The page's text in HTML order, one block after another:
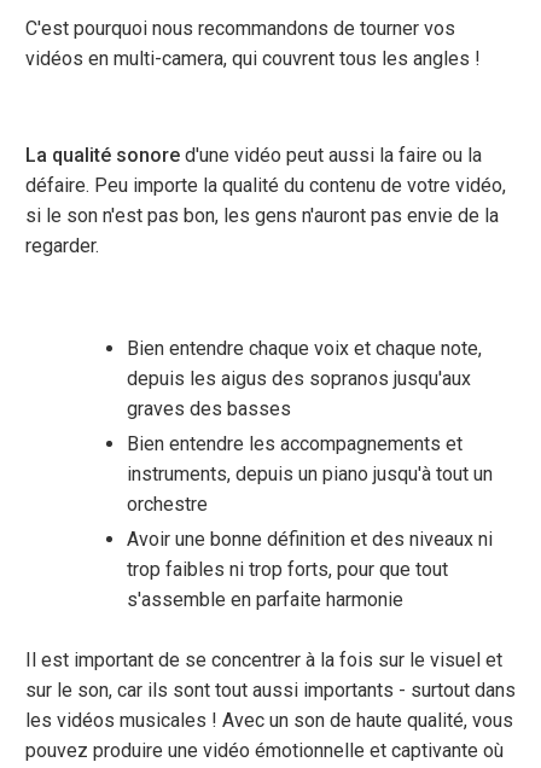
C'est pourquoi nous recommandons de tourner vos
vidéos en multi-camera, qui couvrent tous les angles !
La qualité sonore d'une vidéo peut aussi la faire ou la
défaire. Peu importe la qualité du contenu de votre vidéo,
si le son n'est pas bon, les gens n'auront pas envie de la
regarder.
Bien entendre chaque voix et chaque note,
depuis les aigus des sopranos jusqu'aux
graves des basses
Bien entendre les accompagnements et
instruments, depuis un piano jusqu'à tout un
orchestre
Avoir une bonne définition et des niveaux ni
trop faibles ni trop forts, pour que tout
s'assemble en parfaite harmonie
Il est important de se concentrer à la fois sur le visuel et
sur le son, car ils sont tout aussi importants - surtout dans
les vidéos musicales ! Avec un son de haute qualité, vous
pouvez produire une vidéo émotionnelle et captivante où